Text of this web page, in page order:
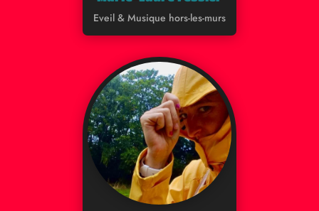
Eveil & Musique hors-les-murs